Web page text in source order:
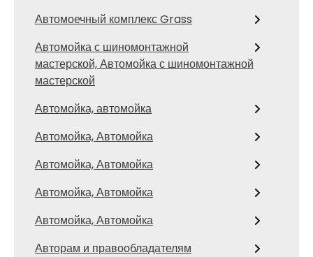
Автомоечный комплекс Grass
Автомойка с шиномонтажной
мастерской, Автомойка с шиномонтажной
мастерской
Автомойка, автомойка
Автомойка, Автомойка
Автомойка, Автомойка
Автомойка, Автомойка
Автомойка, Автомойка
Авторам и правообладателям